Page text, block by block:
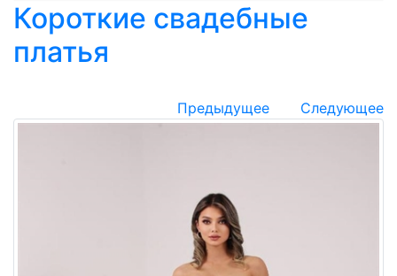
Короткие свадебные
платья
Предыдущее Следующее